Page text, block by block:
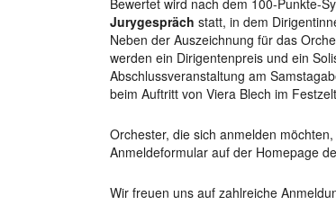
Bewertet wird nach dem 100-Punkte-
Jurygespräch statt, in dem
Neben der Auszeichnung für das
werden ein Dirigentenpreis und ein
Abschlussveranstaltung am
beim Auftritt von Viera Blech im
Orchester, die sich anmelden
Anmeldeformular auf der Homepage
Wir freuen uns auf zahlreiche